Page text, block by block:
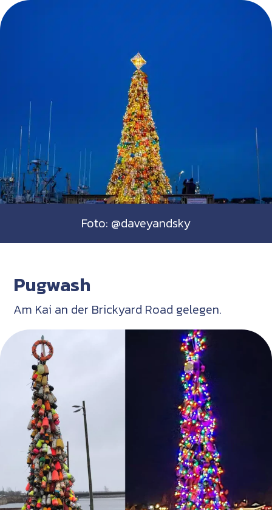
Foto: @daveyandsky
Pugwash
Am Kai an der Brickyard Road gelegen.